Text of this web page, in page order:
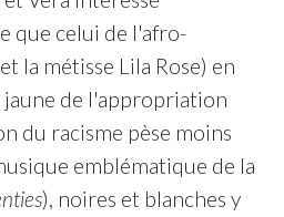
que celui de l'afro-
la métisse Lila Rose) en
de l'appropriation
du racisme pèse moins
emblématique de la
), noires et blanches y